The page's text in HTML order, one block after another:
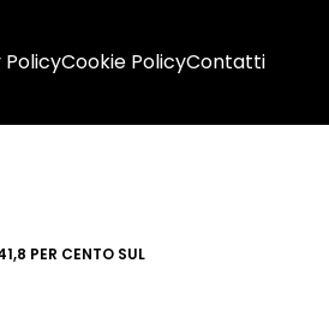
PolicyCookie PolicyContatti
PER CENTO SUL